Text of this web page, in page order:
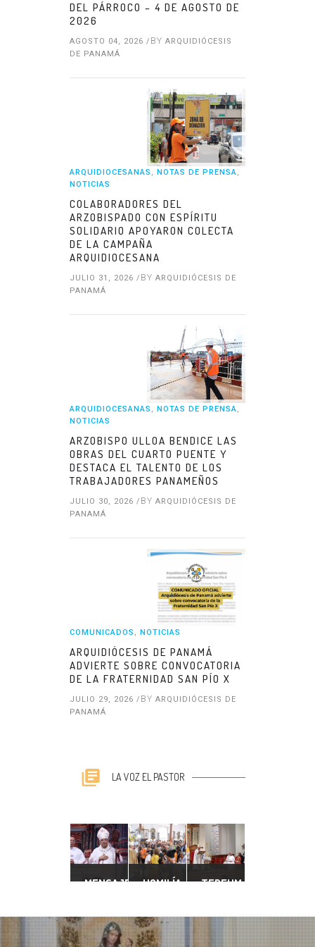
DEL PÁRROCO – 4 DE AGOSTO DE
2026
AGOSTO 04, 2026 / BY ARQUIDIÓCESIS
DE PANAMÁ
ARQUIDIOCESANAS , NOTAS DE PRENSA,
NOTICIAS
COLABORADORES DEL
ARZOBISPADO CON ESPÍRITU
SOLIDARIO APOYARON COLECTA
DE LA CAMPAÑA
ARQUIDIOCESANA
JULIO 31, 2026 / BY ARQUIDIÓCESIS DE
PANAMÁ
ARQUIDIOCESANAS , NOTAS DE PRENSA,
NOTICIAS
ARZOBISPO ULLOA BENDICE LAS
OBRAS DEL CUARTO PUENTE Y
DESTACA EL TALENTO DE LOS
TRABAJADORES PANAMEÑOS
JULIO 30, 2026 / BY ARQUIDIÓCESIS DE
PANAMÁ
COMUNICADOS , NOTICIAS
ARQUIDIÓCESIS DE PANAMÁ
ADVIERTE SOBRE CONVOCATORIA
DE LA FRATERNIDAD SAN PÍO X
JULIO 29, 2026 / BY ARQUIDIÓCESIS DE
PANAMÁ
LA VOZ EL PASTOR
MENSAJE
DEL
DÍA
HOMILÍA
DEL
TIEMPO
TEDEUM
BICENTENARIO
DEL